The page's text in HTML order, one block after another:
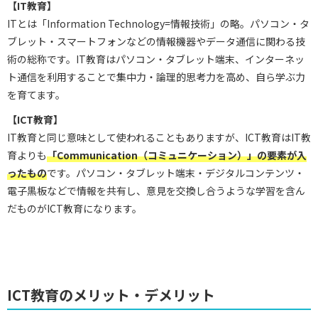
【IT教育】
ITとは「Information Technology=情報技術」の略。パソコン・タ
ブレット・スマートフォンなどの情報機器やデータ通信に関わる技
術の総称です。IT教育はパソコン・タブレット端末、インターネッ
ト通信を利用することで集中力・論理的思考力を高め、自ら学ぶ力
を育てます。
【ICT教育】
IT教育と同じ意味として使われることもありますが、ICT教育はIT教
育よりも「Communication（コミュニケーション）」の要素が入
ったものです。パソコン・タブレット端末・デジタルコンテンツ・
電子黒板などで情報を共有し、意見を交換し合うような学習を含ん
だものがICT教育になります。
ICT教育のメリット・デメリット